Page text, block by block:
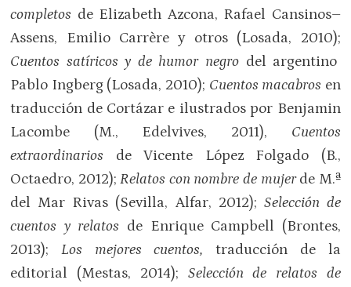
completos de Elizabeth Azcona, Rafael Cansinos–
Assens, Emilio Carrère y otros (Losada, 2010);
Cuentos satíricos y de humor negro del argentino
Pablo Ingberg (Losada, 2010); Cuentos macabros en
traducción de Cortázar e ilustrados por Benjamin
Lacombe (M., Edelvives, 2011), Cuentos
extraordinarios de Vicente López Folgado (B.,
Octaedro, 2012);Relatos con nombre de mujerde M.ª
del Mar Rivas (Sevilla, Alfar, 2012); Selección de
cuentos y relatos de Enrique Campbell (Brontes,
2013);Los mejores cuentos,traducción de la
editorial (Mestas, 2014); Selección de relatos de